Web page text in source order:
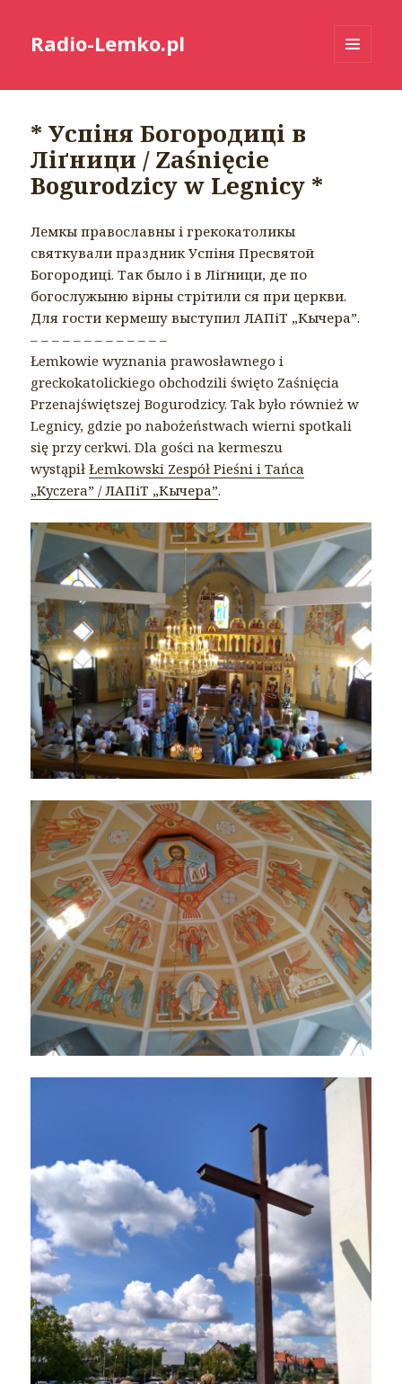
Radio-Lemko.pl
* Успіня Богородиці в
Ліґници / Zaśnięcie
Bogurodzicy w Legnicy *
Лемкы православны і грекокатоликы
святкували праздник Успіня Пресвятой
Богородиці. Так было і в Ліґници, де по
богослужыню вірны стрітили ся при церкви.
Для гости кермешу выступил ЛАПіТ „Кычера”.
– – – – – – – – – – – – –
Łemkowie wyznania prawosławnego i
greckokatolickiego obchodzili święto Zaśnięcia
Przenajświętszej Bogurodzicy. Tak było również w
Legnicy, gdzie po nabożeństwach wierni spotkali
się przy cerkwi. Dla gości na kermeszu
wystąpiłŁemkowski Zespół Pieśni i Tańca
„Kyczera” / ЛАПіТ „Кычера”.